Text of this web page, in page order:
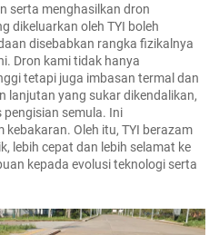
serta menghasilkan dron
dikeluarkan oleh TYI boleh
disebabkan rangka fizikalnya
Dron kami tidak hanya
tetapi juga imbasan termal dan
lanjutan yang sukar dikendalikan,
semula. Ini
Oleh itu, TYI berazam
lebih cepat dan lebih selamat ke
kepada evolusi teknologi serta